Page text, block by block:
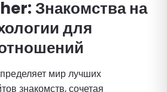
: Знакомства на
для
мир лучших
знакомств, сочетая